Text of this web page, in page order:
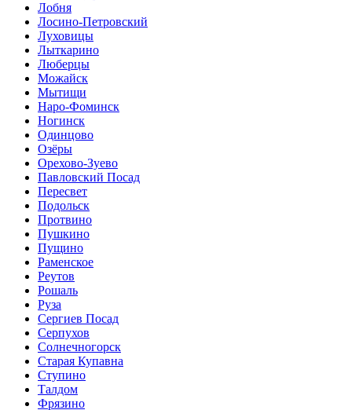
Лобня
Лосино-Петровский
Луховицы
Лыткарино
Люберцы
Можайск
Мытищи
Наро-Фоминск
Ногинск
Одинцово
Озёры
Орехово-Зуево
Павловский Посад
Пересвет
Подольск
Протвино
Пушкино
Пущино
Раменское
Реутов
Рошаль
Руза
Сергиев Посад
Серпухов
Солнечногорск
Старая Купавна
Ступино
Талдом
Фрязино